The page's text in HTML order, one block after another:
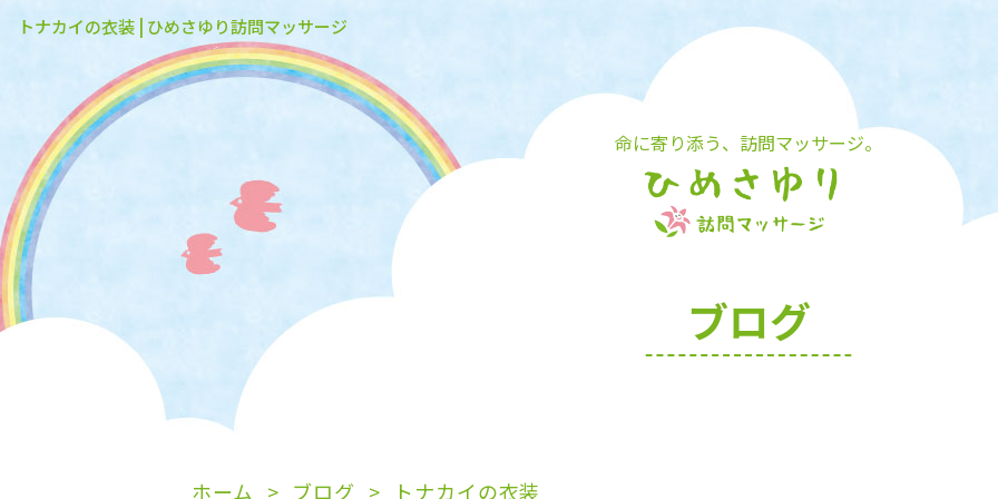
命に寄り添う、訪問マッサージ。
トナカイの衣装 | ひめさゆり訪問マッサージ
ブログ
ホーム ブログ トナカイの衣装